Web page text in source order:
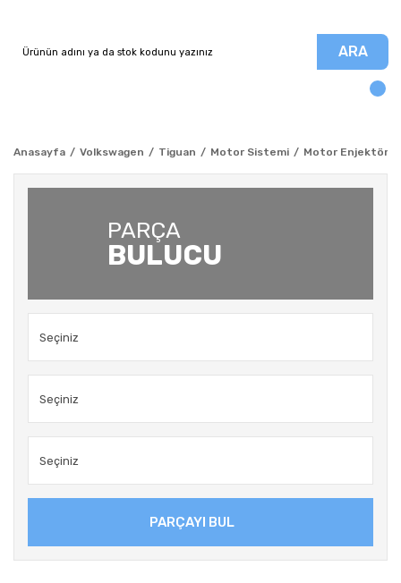
ARA
Anasayfa Volkswagen Tiguan Motor Sistemi Motor Enjektör -
PARÇA
BULUCU
PARÇAYI BUL